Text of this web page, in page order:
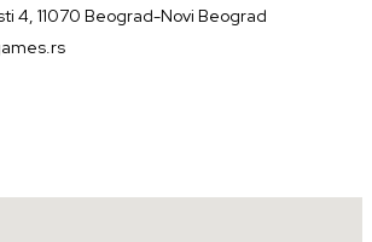
4, 11070 Beograd-Novi Beograd